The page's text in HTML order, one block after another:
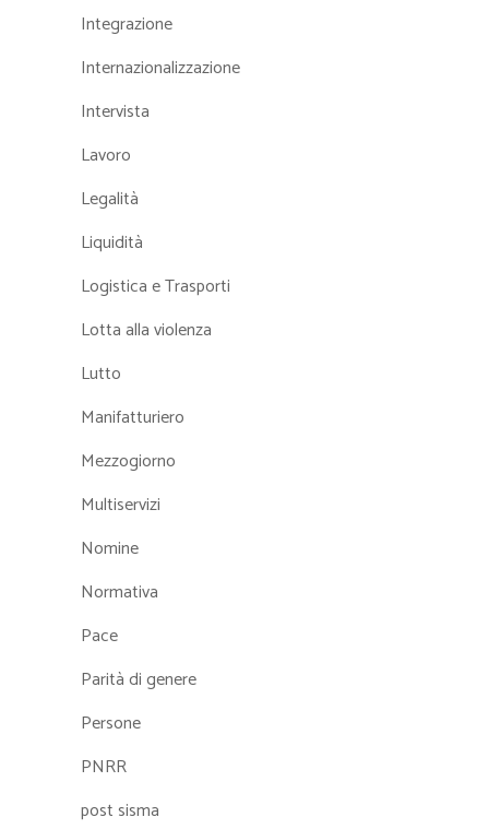
Integrazione
Internazionalizzazione
Intervista
Lavoro
Legalità
Liquidità
Logistica e Trasporti
Lotta alla violenza
Lutto
Manifatturiero
Mezzogiorno
Multiservizi
Nomine
Normativa
Pace
Parità di genere
Persone
PNRR
post sisma